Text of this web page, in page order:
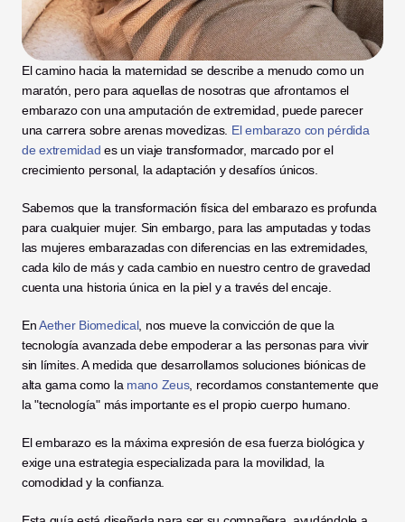
El camino hacia la maternidad se describe a menudo como un
maratón, pero para aquellas de nosotras que afrontamos el
embarazo con una amputación de extremidad, puede parecer
una carrera sobre arenas movedizas. El embarazo con pérdida
de extremidad es un viaje transformador, marcado por el
crecimiento personal, la adaptación y desafíos únicos.
Sabemos que la transformación física del embarazo es profunda
para cualquier mujer. Sin embargo, para las amputadas y todas
las mujeres embarazadas con diferencias en las extremidades,
cada kilo de más y cada cambio en nuestro centro de gravedad
cuenta una historia única en la piel y a través del encaje.
En Aether Biomedical, nos mueve la convicción de que la
tecnología avanzada debe empoderar a las personas para vivir
sin límites. A medida que desarrollamos soluciones biónicas de
alta gama como la mano Zeus, recordamos constantemente que
la "tecnología" más importante es el propio cuerpo humano.
El embarazo es la máxima expresión de esa fuerza biológica y
exige una estrategia especializada para la movilidad, la
comodidad y la confianza.